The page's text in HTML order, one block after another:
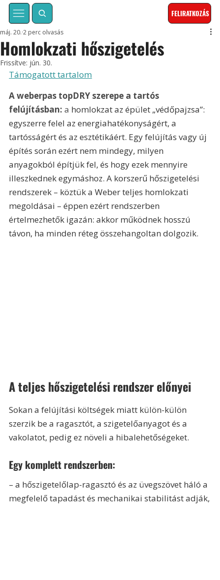
FELIRATKOZÁS
Homlokzati hőszigetelés
máj. 20. 2 perc olvasás
Frissítve: jún. 30.
Támogatott tartalom
A weberpas topDRY szerepe a tartós
felújításban: a homlokzat az épület „védőpajzsa”:
egyszerre felel az energiahatékonyságért, a
tartósságért és az esztétikáért. Egy felújítás vagy új
építés során ezért nem mindegy, milyen
anyagokból építjük fel, és hogy ezek mennyire
illeszkednek egymáshoz. A korszerű hőszigetelési
rendszerek – köztük a Weber teljes homlokzati
megoldásai – éppen ezért rendszerben
értelmezhetők igazán: akkor működnek hosszú
távon, ha minden réteg összehangoltan dolgozik.
A teljes hőszigetelési rendszer előnyei
Sokan a felújítási költségek miatt külön-külön
szerzik be a ragasztót, a szigetelőanyagot és a
vakolatot, pedig ez növeli a hibalehetőségeket.
Egy komplett rendszerben:
– a hőszigetelőlap-ragasztó és az üvegszövet háló a
megfelelő tapadást és mechanikai stabilitást adják,